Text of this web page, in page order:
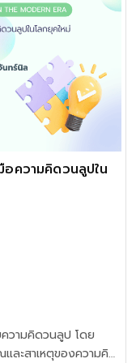
ความคิดวนลูปใน
ความคิดวนลูป โดย
ละสาเหตุของความคิด